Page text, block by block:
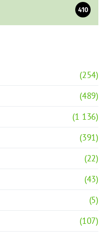
410
(254)
(489)
(1 136)
(391)
(22)
(43)
(5)
(107)